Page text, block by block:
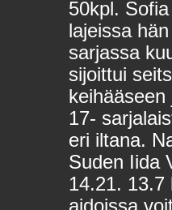
50kpl.
lajeissa
sarjassa
sijoittui
17-
eri iltana.
Suden Iida
14.21. 13.7